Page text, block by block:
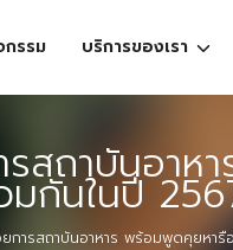
กรรม บริการของเรา
สถาบันอา
มกันในปี
การสถาบันอาหาร พร้อมพูดคุยหารื